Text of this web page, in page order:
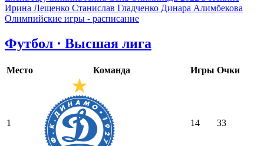
Ирина Лещенко Станислав Гладченко Динара Алимбекова
Олимпийские игры - расписание
Футбол · Высшая лига
Место Команда Игры Очки
1 14 33